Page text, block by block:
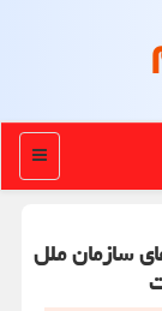
منو
سازمان ملل